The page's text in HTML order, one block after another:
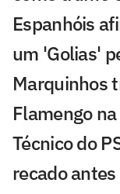
Espanhóis
um 'Golias'
Marquinhos
Flamengo
Técnico do
recado